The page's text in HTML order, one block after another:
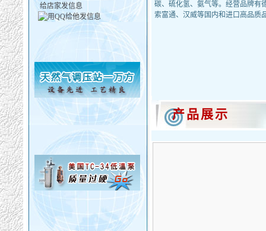
给店家发信息
碳、硫化氢、氨气等。经营品牌有
索富通、汉威等国内和进口高品质
产品展示